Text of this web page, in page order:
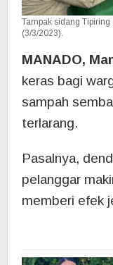
Tampak sidang
(3/3/2023).
MANADO,
keras bagi
sampah
terlarang.
Pasalnya,
pelanggar
memberi efek